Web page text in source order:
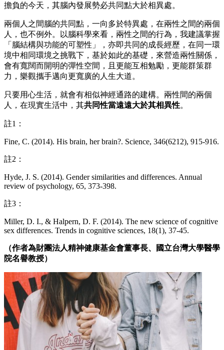
擔負的今天，其腦內發展勢必共同點大於相異處。
兩個人之間腦的共同點，一向多於特異處，在兩性之間的兩個
人，也不例外。以腦科學來看，兩性之間的行為，我建議掌握
「腦結構與功能的可塑性」，亦即共同的成長經歷，在同一環
境中相同環境之挑戰下，基於如此的基礎，來營造兩性關係，
會有寬闊而開明的彈性空間，且更能互相勉勵，更能群策群
力，樂觀攜手邁向更寬廣的人生大道。
只要用心生活，就會有相似神經通路的建構。兩性間的兩個
人，在現實生活中，其共同性當遠遠大於其相異性。
註1：
Fine, C. (2014). His brain, her brain?. Science, 346(6212), 915-916.
註2：
Hyde, J. S. (2014). Gender similarities and differences. Annual
review of psychology, 65, 373-398.
註3：
Miller, D. I., & Halpern, D. F. (2014). The new science of cognitive
sex differences. Trends in cognitive sciences, 18(1), 37-45.
（作者為財團法人精神健康基金會董事長、國立台灣大學醫學
院名譽教授）